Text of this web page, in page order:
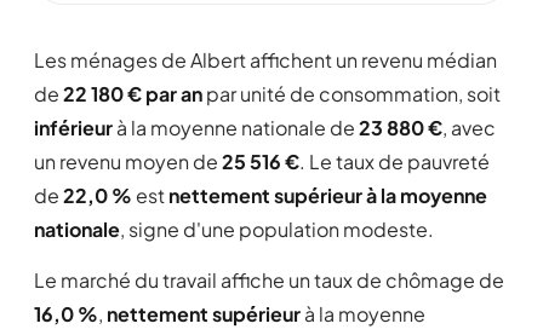
Les ménages de Albert affichent un revenu médian
de22 180 € par anpar unité de consommation, soit
inférieurà la moyenne nationale de23 880 €, avec
un revenu moyen de25 516 €. Le taux de pauvreté
de22,0 % estnettement supérieur à la moyenne
nationale, signe d'une population modeste.
Le marché du travail affiche un taux de chômage de
16,0 %, nettement supérieurà la moyenne